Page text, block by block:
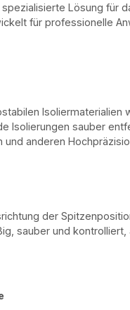
Lösung für
für professionelle
Isoliermaterialien
sauber
anderen
der
sauber und